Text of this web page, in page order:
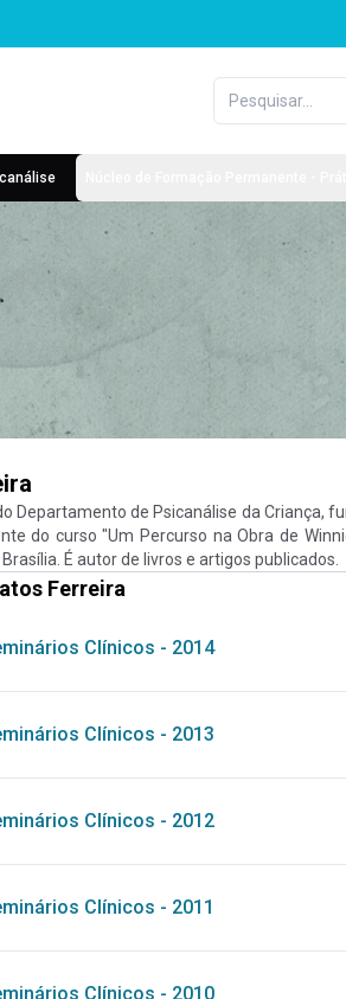
Departamento de Psicanálise da Criança,
do curso "Um Percurso na Obra de
É autor de livros e artigos publicados.
Ferreira
Clínicos - 2014
Clínicos - 2013
Clínicos - 2012
Clínicos - 2011
Clínicos - 2010